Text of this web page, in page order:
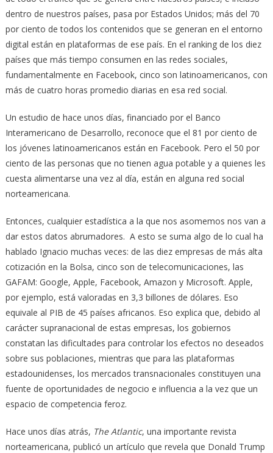
dentro de nuestros países, pasa por Estados Unidos; más del 70
por ciento de todos los contenidos que se generan en el entorno
digital están en plataformas de ese país. En el ranking de los diez
países que más tiempo consumen en las redes sociales,
fundamentalmente en Facebook, cinco son latinoamericanos, con
más de cuatro horas promedio diarias en esa red social.
Un estudio de hace unos días, financiado por el Banco
Interamericano de Desarrollo, reconoce que el 81 por ciento de
los jóvenes latinoamericanos están en Facebook. Pero el 50 por
ciento de las personas que no tienen agua potable y a quienes les
cuesta alimentarse una vez al día, están en alguna red social
norteamericana.
Entonces, cualquier estadística a la que nos asomemos nos van a
dar estos datos abrumadores. A esto se suma algo de lo cual ha
hablado Ignacio muchas veces: de las diez empresas de más alta
cotización en la Bolsa, cinco son de telecomunicaciones, las
GAFAM: Google, Apple, Facebook, Amazon y Microsoft. Apple,
por ejemplo, está valoradas en 3,3 billones de dólares. Eso
equivale al PIB de 45 países africanos. Eso explica que, debido al
carácter supranacional de estas empresas, los gobiernos
constatan las dificultades para controlar los efectos no deseados
sobre sus poblaciones, mientras que para las plataformas
estadounidenses, los mercados transnacionales constituyen una
fuente de oportunidades de negocio e influencia a la vez que un
espacio de competencia feroz.
Hace unos días atrás, The Atlantic, una importante revista
norteamericana, publicó un artículo que revela que Donald Trump